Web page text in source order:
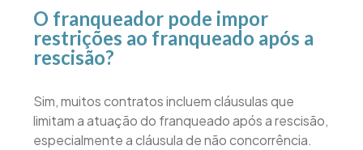
O franqueador pode impor
restrições ao franqueado após a
rescisão?
Sim, muitos contratos incluem cláusulas que
limitam a atuação do franqueado após a rescisão,
especialmente a cláusula de não concorrência.